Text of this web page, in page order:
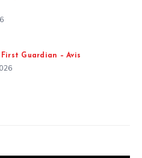
First Guardian – Avis